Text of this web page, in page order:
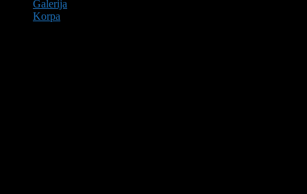
Galerija
Korpa